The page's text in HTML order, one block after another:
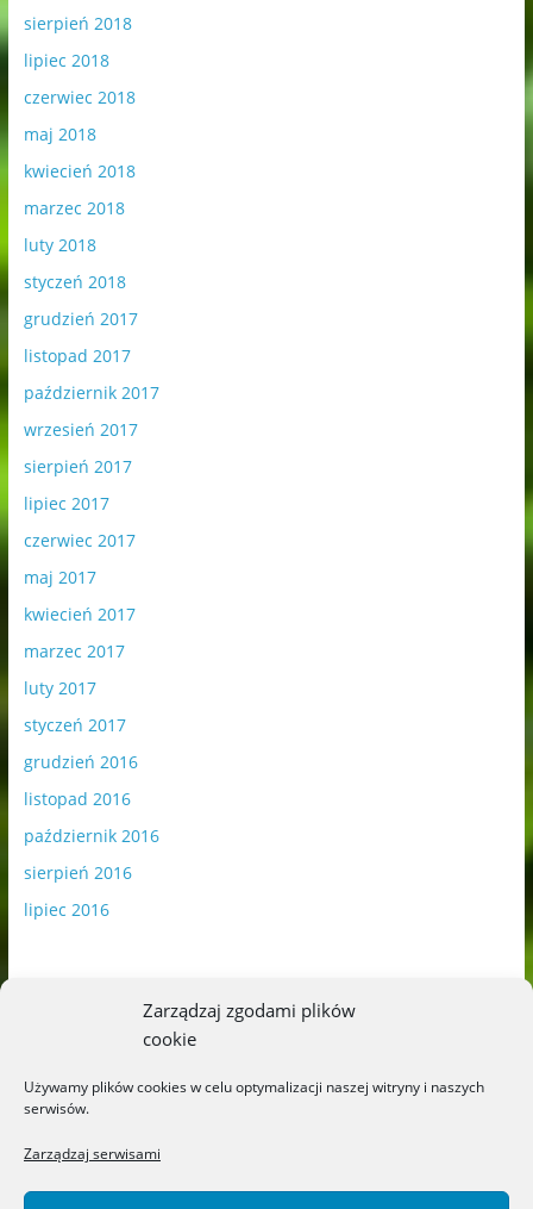
Zarządzaj zgodami plików
cookie
Używamy plików cookies w celu optymalizacji naszej witryny i naszych
serwisów.
Zarządzaj serwisami
sierpień 2018
lipiec 2018
czerwiec 2018
maj 2018
kwiecień 2018
marzec 2018
luty 2018
styczeń 2018
grudzień 2017
listopad 2017
październik 2017
wrzesień 2017
sierpień 2017
lipiec 2017
czerwiec 2017
maj 2017
kwiecień 2017
marzec 2017
luty 2017
styczeń 2017
grudzień 2016
listopad 2016
październik 2016
sierpień 2016
lipiec 2016